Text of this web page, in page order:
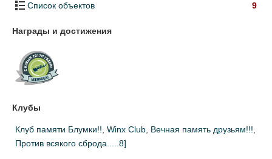
Список объектов 9
Награды и достижения
Клубы
Клуб памяти Блумки!! Winx Club Вечная память друзьям!!!
Против всякого сброда.....8]